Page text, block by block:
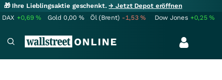
🎁 Ihre Lieblingsaktie geschenkt.→ Jetzt Depot eröffnen
DAX +0,69% Gold 0,00 % Öl (Brent) -1,53% Dow Jones +0,25%